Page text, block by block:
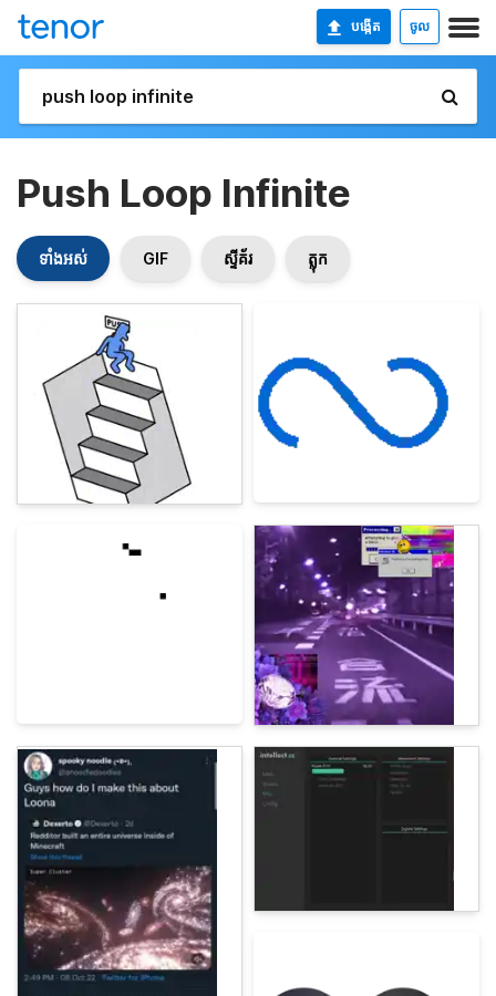
បង្កើត ចូល
Push Loop Infinite
ទាំងអស់ GIF ស្ទីគ័រ ត្លុក